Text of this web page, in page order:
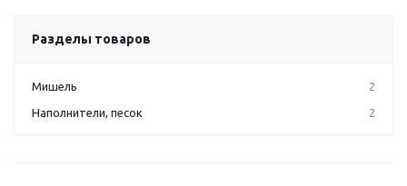
Разделы товаров
Мишель 2
Наполнители, песок 2